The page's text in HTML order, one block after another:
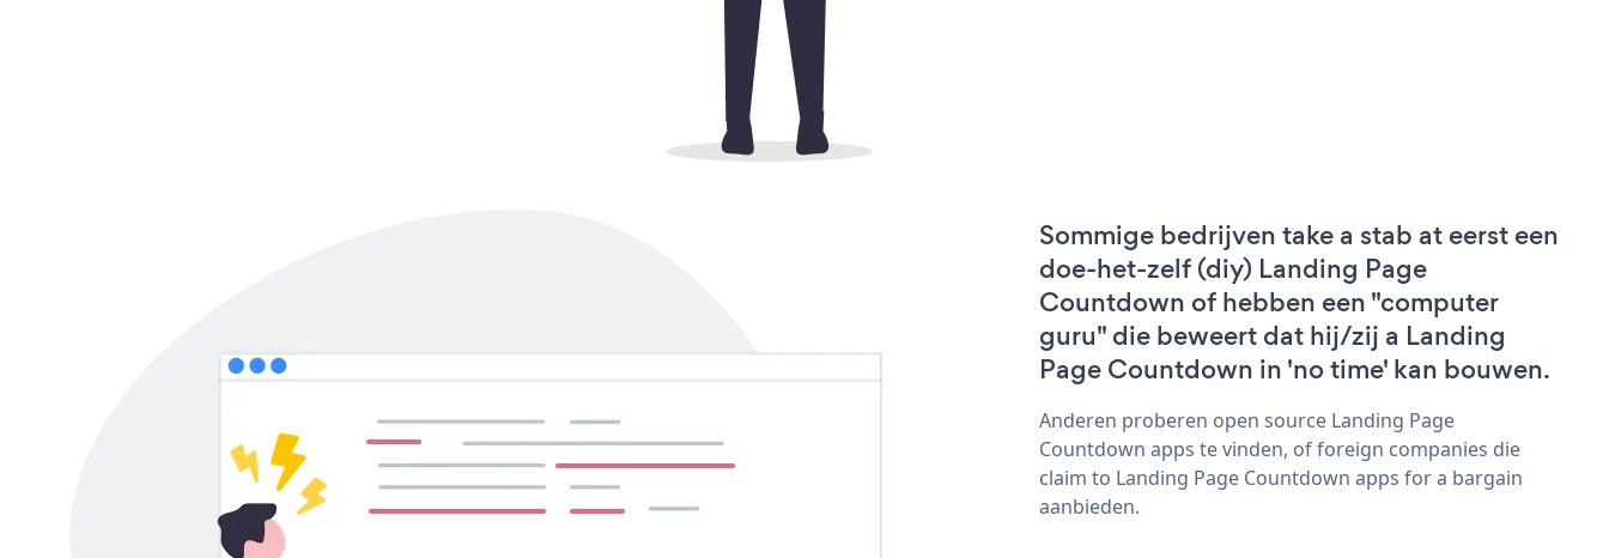
Sommige bedrijven take a stab at eerst een
doe-het-zelf (diy) Landing Page
Countdown of hebben een "computer
guru" die beweert dat hij/zij a Landing
Page Countdown in 'no time' kan bouwen.
Anderen proberen open source Landing Page
Countdown apps te vinden, of foreign companies die
claim to Landing Page Countdown apps for a bargain
aanbieden.